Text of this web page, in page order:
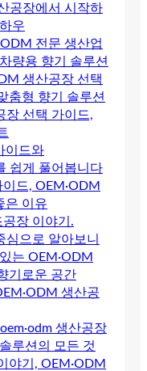
공장에서 시작하
우
전문 생산업
량용 향기 솔루션
생산공장 선택
춤형 향기 솔루션
장 선택 가이드,
이드와
쉽게 풀어봅니다
드, OEM·ODM
은 이유
장 이야기.
심으로 알아보니
는 OEM·ODM
기로운 공간
생산공
생산공장
루션의 모든 것
야기, OEM·ODM